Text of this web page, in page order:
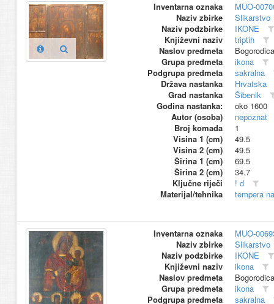
Inventarna oznaka
MUO-
Naziv zbirke
Slikarstvo
Naziv podzbirke
IKONE
Književni naziv
triptih
Naslov predmeta
Grupa predmeta
ikona
Podgrupa predmeta
sakralna
Država nastanka
Hrvatska
Grad nastanka
Šibenik
Godina nastanka:
oko 1600
Autor (osoba)
nepoznat
Broj komada
1
Visina 1 (cm)
49.5
Visina 2 (cm)
49.5
Širina 1 (cm)
69.5
Širina 2 (cm)
34.7
Ključne riječi
! d
Materijal/tehnika
tempera
Inventarna oznaka
MUO-
Naziv zbirke
Slikarstvo
Naziv podzbirke
IKONE
Književni naziv
ikona
Naslov predmeta
Grupa predmeta
ikona
Podgrupa predmeta
sakralna